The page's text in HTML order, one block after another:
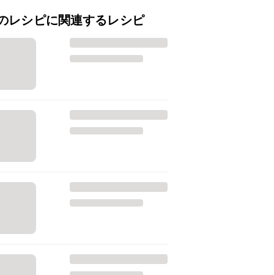
レシピに関連するレシピ